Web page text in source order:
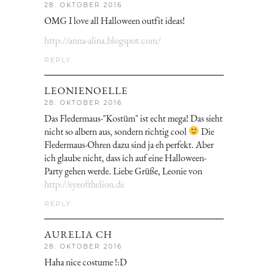
28. OKTOBER 2016
OMG I love all Halloween outfit ideas!
http://anna-alina.blogspot.com/
REPLY
LEONIENOELLE
28. OKTOBER 2016
Das Fledermaus-"Kostüm" ist echt mega! Das sieht
nicht so albern aus, sondern richtig cool
Die
Fledermaus-Ohren dazu sind ja eh perfekt. Aber
ich glaube nicht, dass ich auf eine Halloween-
Party gehen werde. Liebe Grüße, Leonie von
http://eyeofthelion.de
REPLY
AURELIA CH
28. OKTOBER 2016
Haha nice costume !:D